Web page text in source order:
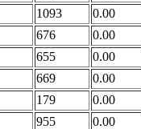
1093 0.00
676 0.00
655 0.00
669 0.00
179 0.00
955 0.00